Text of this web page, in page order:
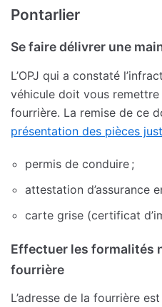
Pontarlier
Se faire délivrer une
L’OPJ qui a constaté
véhicule doit vous
fourrière. La remise de ce
présentation des pièces
permis de conduire ;
attestation d’assurance
carte grise (certificat
Effectuer les formalités
fourrière
L’adresse de la fourrière